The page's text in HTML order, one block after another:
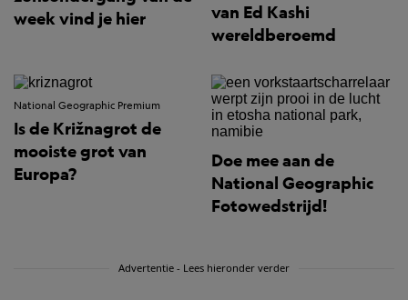
week vind je hier
van Ed Kashi
wereldberoemd
National Geographic Premium
Is de Križnagrot de
mooiste grot van
Europa?
Doe mee aan de
National Geographic
Fotowedstrijd!
Advertentie - Lees hieronder verder